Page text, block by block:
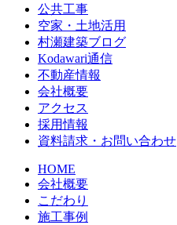
公共工事
空家・土地活用
村瀬建築ブログ
Kodawari通信
不動産情報
会社概要
アクセス
採用情報
資料請求・お問い合わせ
HOME
会社概要
こだわり
施工事例